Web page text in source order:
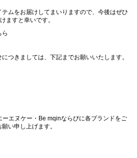
ムをお届けしてまいりますので、今後はぜひ
ますと幸いです。
つきましては、下記までお願いいたします。
エヌケー・Be mqinならびに各ブランドをご
い申し上げます。